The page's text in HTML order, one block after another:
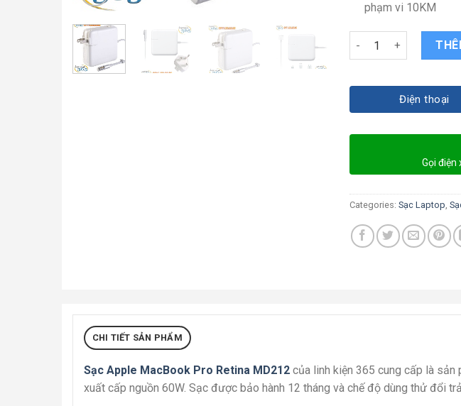
phạm vi 10KM
Sạc Apple MacBook
Điện thoại
Gọi điện
Categories: Sạc Laptop
CHI TIẾT SẢN PHẨM
Sạc Apple MacBook Pro Retina MD212 của linh kiện 365 cung cấp là
xuất cấp nguồn 60W. Sạc được bảo hành 12 tháng và chế độ dùng thử đổi